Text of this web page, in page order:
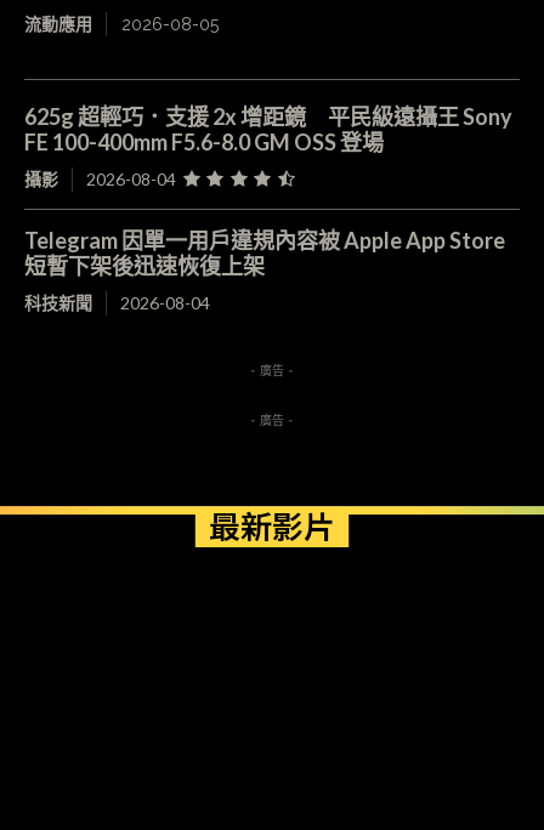
流動應用 2026-08-05
625g 超輕巧．支援 2x 增距鏡 平民級遠攝王 Sony
FE 100-400mm F5.6-8.0 GM OSS 登場
攝影 2026-08-04
Telegram 因單一用戶違規內容被 Apple App Store
短暫下架後迅速恢復上架
科技新聞 2026-08-04
- 廣告 -
- 廣告 -
最新影片